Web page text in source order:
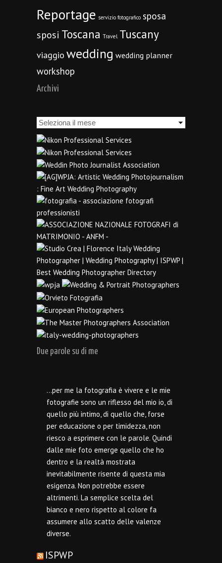
Reportage servizio fotografico sposa
sposi Toscana Travel Tuscany
viaggio wedding wedding planner
workshop
Archivi
Archivi
Due parole su di me
…per me la fotografia è vivere e le mie
fotografie sono un riflesso del mio io, di
quello più intimo, di quello che, forse
per educazione o per timidezza, non
riesco a esprimere con le parole. Quindi
dalle mie foto emerge quello che ho
dentro e la realtà mostrata
inevitabilmente risente di questa mia
esigenza. Non potrebbe essere
altrimenti. La semplice scelta del
bianco e nero rispetto al colore fa
assumere allo scatto delle valenze
diverse.
ISPWP